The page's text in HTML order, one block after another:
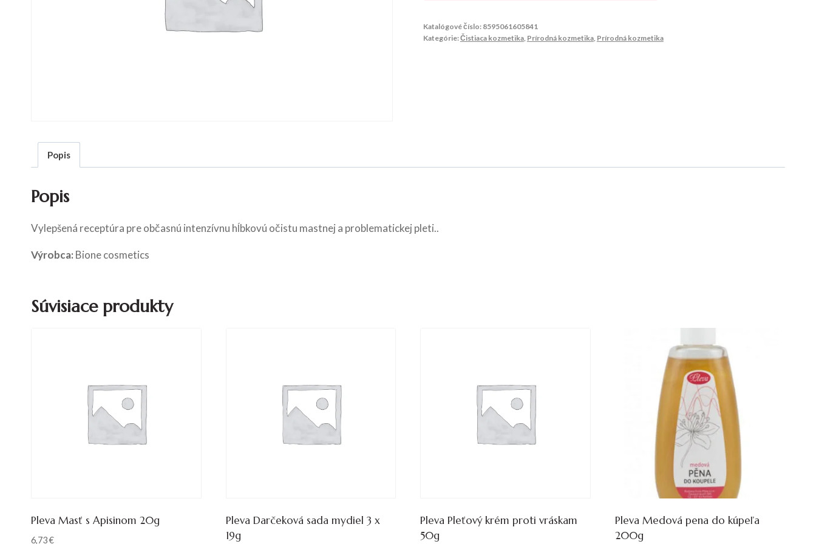
Katalógové číslo: 8595061605841
Kategórie:Čistiaca kozmetika, Prírodná kozmetika, Prírodná kozmetika
Popis
Popis
Vylepšená receptúra pre občasnú intenzívnu hĺbkovú očistu mastnej a problematickej pleti..
Výrobca: Bione cosmetics
Súvisiace produkty
Pleva Masť s Apisinom 20g
6,73€
Pleva Darčeková sada mydiel 3 x
19g
Pleva Pleťový krém proti vráskam
50g
Pleva Medová pena do kúpeľa
200g